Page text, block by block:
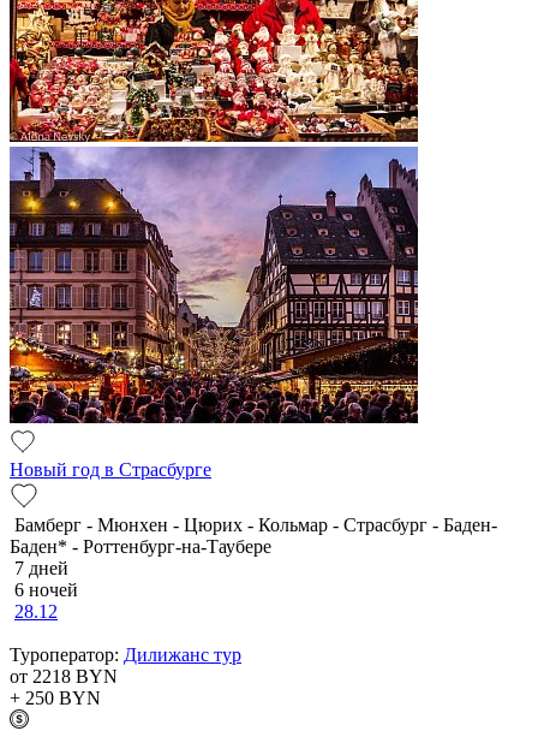
Новый год в Страсбурге
Бамберг - Мюнхен - Цюрих - Кольмар - Страсбург - Баден-
Баден* - Роттенбург-на-Таубере
7 дней
6 ночей
28.12
Туроператор: Дилижанс тур
от 2218 BYN
+ 250 BYN